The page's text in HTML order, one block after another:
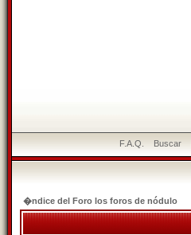
F.A.Q. Buscar
�ndice del Foro los foros de nódulo